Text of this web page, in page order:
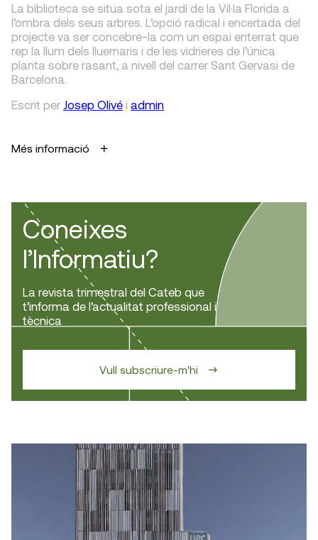
La biblioteca se situa sota el jardí de la Vil·la Florida a
l’ombra dels seus arbres. L’opció radical i encertada del
projecte va ser concebre-la com un espai enterrat que
rep la llum dels lluernaris i de les vidrieres de l’única
planta sobre rasant, a nivell del carrer Sant Gervasi de
Barcelona.
Escrit per Josep Olivé i admin
Més informació
Coneixes
l’Informatiu?
La revista trimestral del Cateb que
t’informa de l’actualitat professional i
tècnica
Vull subscriure-m'hi